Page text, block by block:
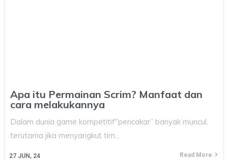
Apa itu Permainan Scrim? Manfaat dan
cara melakukannya
27 JUN, 24
Dalam dunia game kompetitif"pencakar” banyak muncul,
terutama jika menyangkut tim…
Read More